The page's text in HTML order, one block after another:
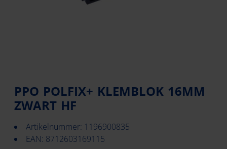
PPO POLFIX+ KLEMBLOK 16MM
ZWART HF
Artikelnummer: 1196900835
EAN: 8712603169115